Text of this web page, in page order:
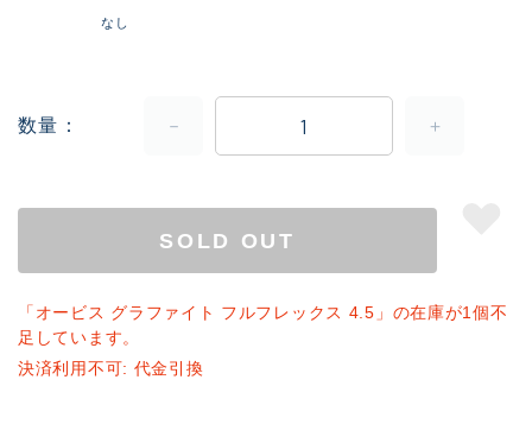
なし
数量
SOLD OUT
「オービス グラファイト フルフレックス 4.5」の在庫が1個不
足しています。
決済利用不可: 代金引換